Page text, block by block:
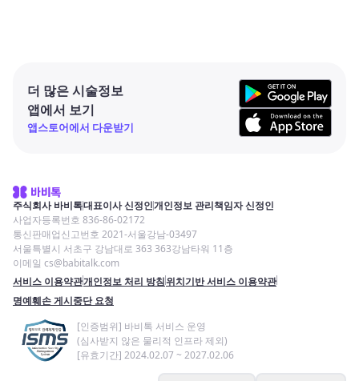
더 많은 시술정보
앱에서 보기
앱스토어에서 다운받기
주식회사 바비톡대표이사 신정인개인정보 관리책임자 신정인
사업자등록번호 836-86-02172
통신판매업신고번호 2021-서울강남-03497
서울특별시 서초구 강남대로 363 363강남타워 11층
이메일 cs@babitalk.com
서비스 이용약관개인정보 처리 방침위치기반 서비스 이용약관
명예훼손 게시중단 요청
[인증범위] 바비톡 서비스 운영
(심사받지 않은 물리적 인프라 제외)
[유효기간] 2024.02.07 ~ 2027.02.06